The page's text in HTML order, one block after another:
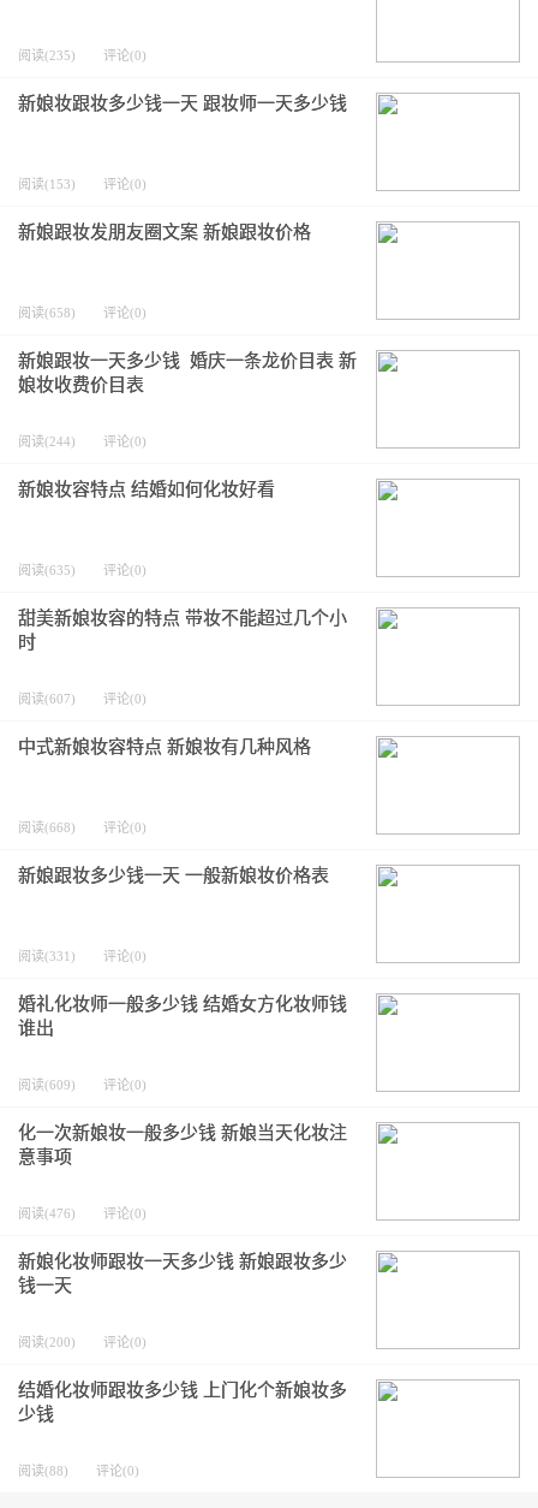
阅读(235) 评论(0)
新娘妆跟妆多少钱一天 跟妆师一天多少钱
阅读(153) 评论(0)
新娘跟妆发朋友圈文案 新娘跟妆价格
阅读(658) 评论(0)
新娘跟妆一天多少钱 婚庆一条龙价目表 新
娘妆收费价目表
阅读(244) 评论(0)
新娘妆容特点 结婚如何化妆好看
阅读(635) 评论(0)
甜美新娘妆容的特点 带妆不能超过几个小
时
阅读(607) 评论(0)
中式新娘妆容特点 新娘妆有几种风格
阅读(668) 评论(0)
新娘跟妆多少钱一天 一般新娘妆价格表
阅读(331) 评论(0)
婚礼化妆师一般多少钱 结婚女方化妆师钱
谁出
阅读(609) 评论(0)
化一次新娘妆一般多少钱 新娘当天化妆注
意事项
阅读(476) 评论(0)
新娘化妆师跟妆一天多少钱 新娘跟妆多少
钱一天
阅读(200) 评论(0)
结婚化妆师跟妆多少钱 上门化个新娘妆多
少钱
阅读(88) 评论(0)